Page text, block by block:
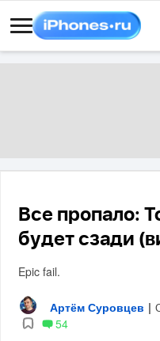
Все пропало:
будет сзади
Epic fail.
Артём Суровцев |
54